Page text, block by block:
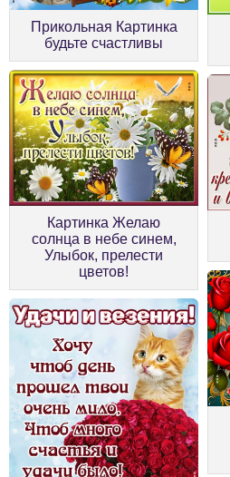
Прикольная Картинка
будьте счастливы
Картинка Желаю
солнца в небе синем,
Улыбок, прелести
цветов!